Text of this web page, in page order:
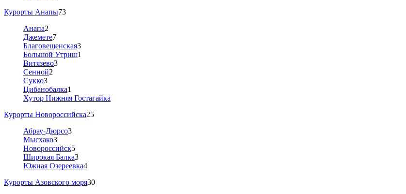
Курорты Анапы73
Анапа2
Джемете7
Благовещенская3
Большой Утриш1
Витязево3
Сенной2
Сукко3
Цибанобалка1
Хутор Нижняя Гостагайка
Курорты Новороссийска25
Абрау-Дюрсо3
Мысхако3
Новороссийск5
Широкая Балка3
Южная Озереевка4
Курорты Азовского моря30